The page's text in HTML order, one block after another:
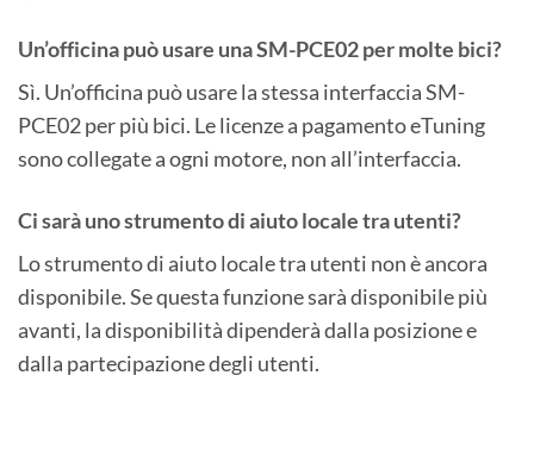
Un’officina può usare una SM-PCE02 per molte bici?
Sì. Un’officina può usare la stessa interfaccia SM-
PCE02 per più bici. Le licenze a pagamento eTuning
sono collegate a ogni motore, non all’interfaccia.
Ci sarà uno strumento di aiuto locale tra utenti?
Lo strumento di aiuto locale tra utenti non è ancora
disponibile. Se questa funzione sarà disponibile più
avanti, la disponibilità dipenderà dalla posizione e
dalla partecipazione degli utenti.